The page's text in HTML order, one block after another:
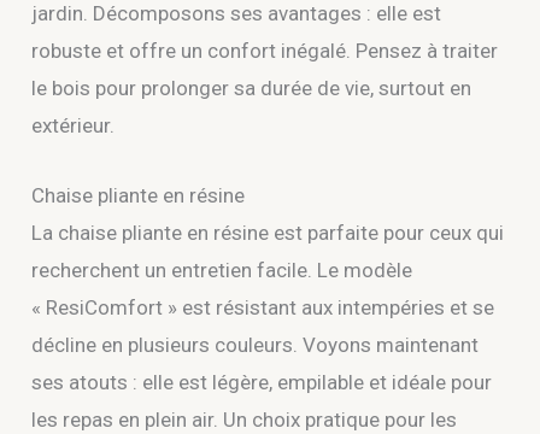
jardin. Décomposons ses avantages : elle est
robuste et offre un confort inégalé. Pensez à traiter
le bois pour prolonger sa durée de vie, surtout en
extérieur.
Chaise pliante en résine
La chaise pliante en résine est parfaite pour ceux qui
recherchent un entretien facile. Le modèle
« ResiComfort » est résistant aux intempéries et se
décline en plusieurs couleurs. Voyons maintenant
ses atouts : elle est légère, empilable et idéale pour
les repas en plein air. Un choix pratique pour les